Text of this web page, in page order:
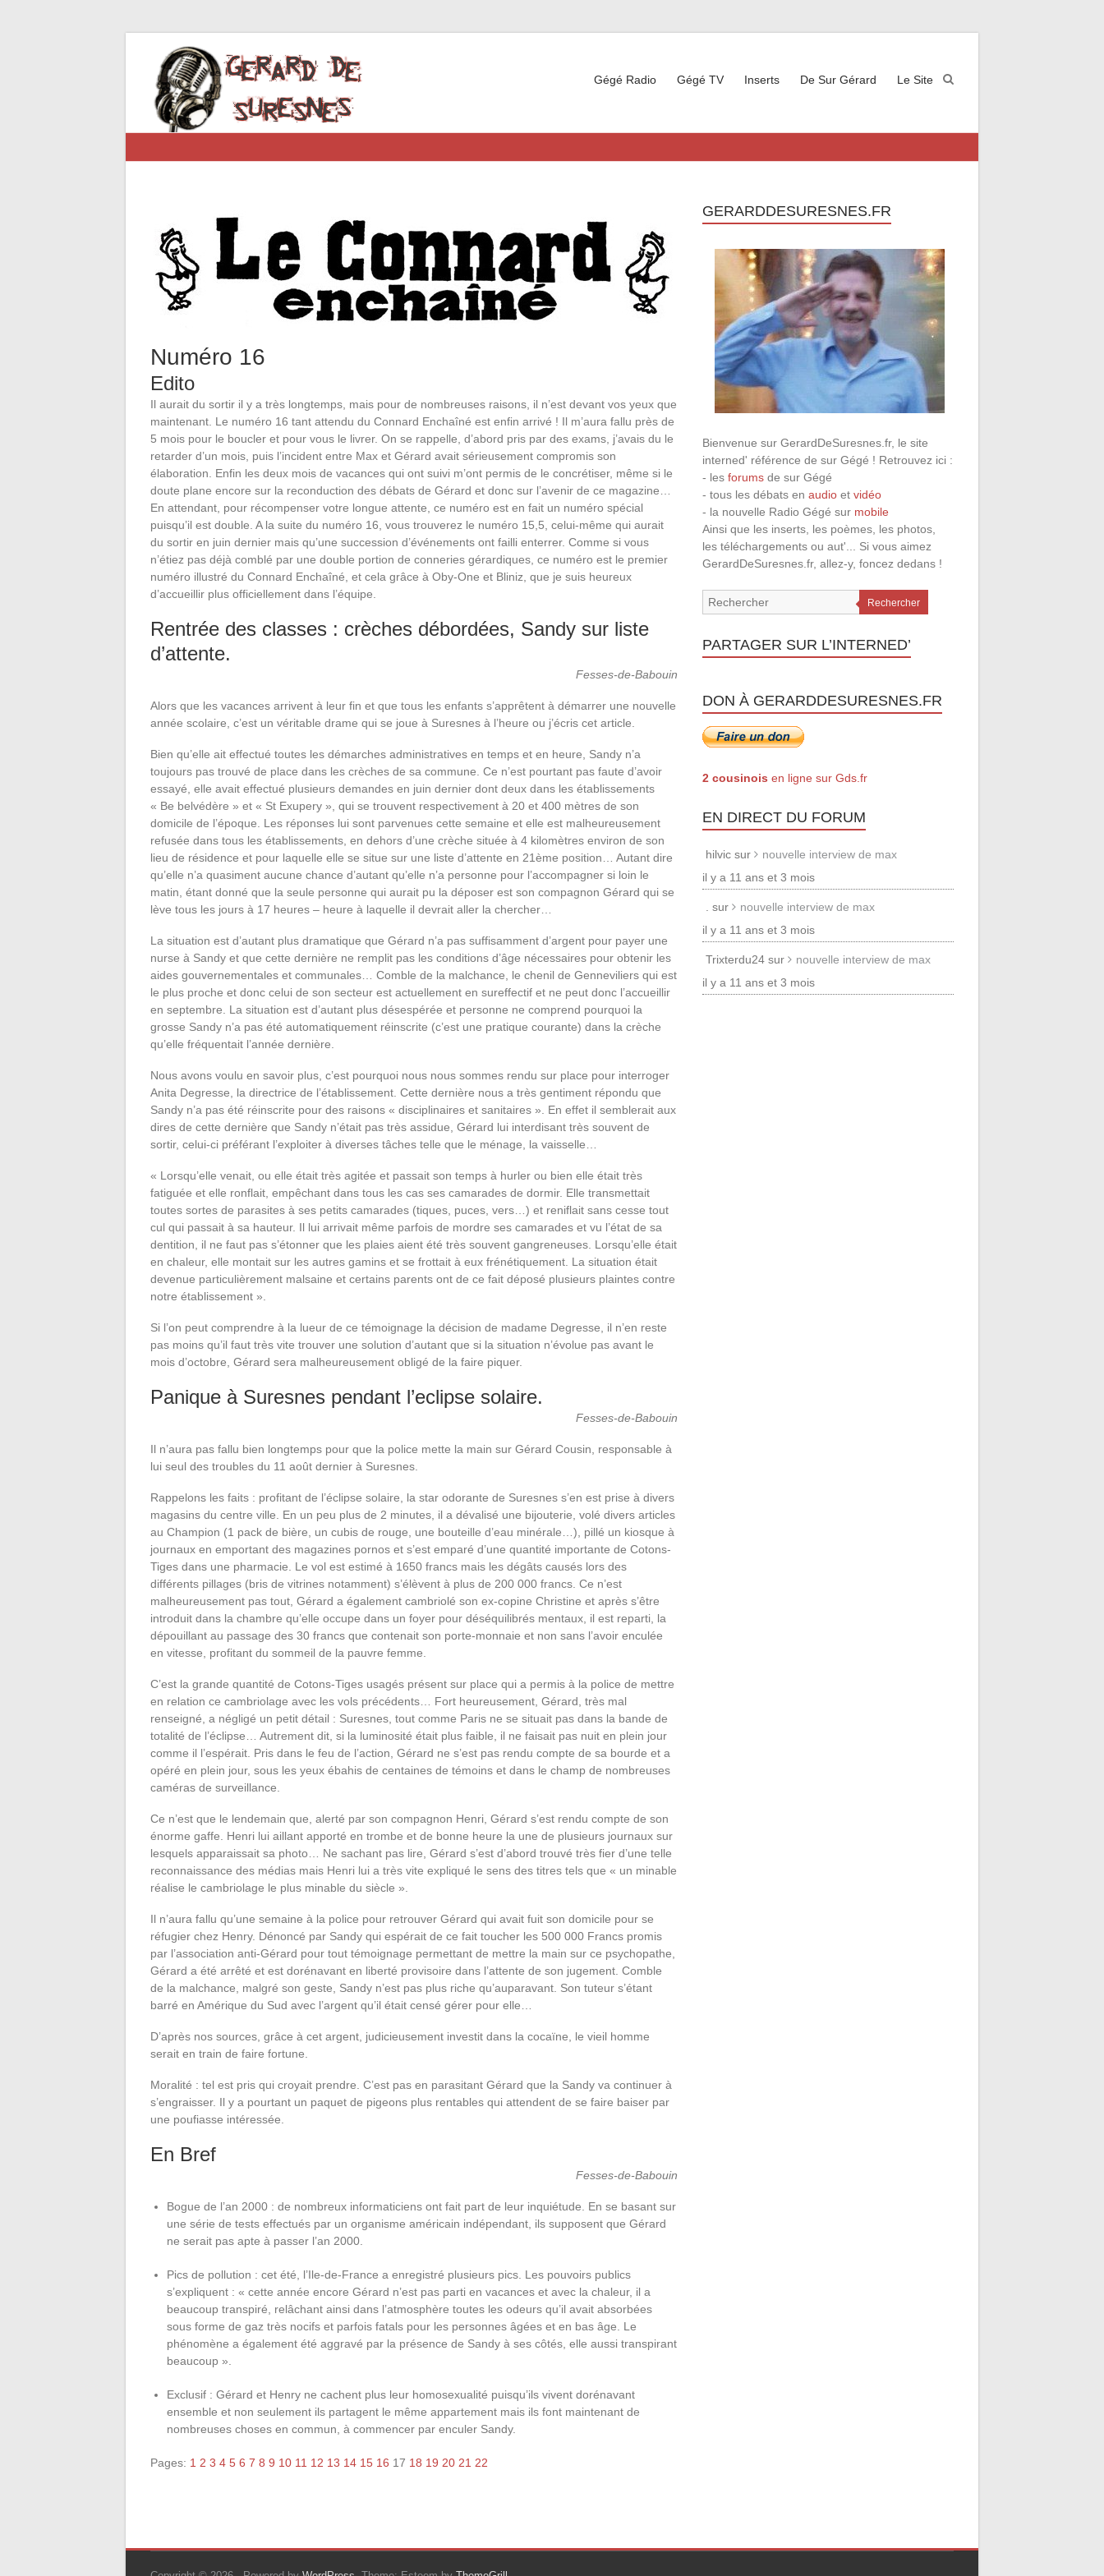
Gégé Radio Gégé TV Inserts De Sur Gérard Le Site
Numéro 16
Edito
Il aurait du sortir il y a très longtemps, mais pour de nombreuses raisons, il n’est devant vos yeux que
maintenant. Le numéro 16 tant attendu du Connard Enchaîné est enfin arrivé ! Il m’aura fallu près de
5 mois pour le boucler et pour vous le livrer. On se rappelle, d’abord pris par des exams, j’avais du le
retarder d’un mois, puis l’incident entre Max et Gérard avait sérieusement compromis son
élaboration. Enfin les deux mois de vacances qui ont suivi m’ont permis de le concrétiser, même si le
doute plane encore sur la reconduction des débats de Gérard et donc sur l’avenir de ce magazine…
En attendant, pour récompenser votre longue attente, ce numéro est en fait un numéro spécial
puisqu’il est double. A la suite du numéro 16, vous trouverez le numéro 15,5, celui-même qui aurait
du sortir en juin dernier mais qu’une succession d’événements ont failli enterrer. Comme si vous
n’étiez pas déjà comblé par une double portion de conneries gérardiques, ce numéro est le premier
numéro illustré du Connard Enchaîné, et cela grâce à Oby-One et Bliniz, que je suis heureux
d’accueillir plus officiellement dans l’équipe.
Rentrée des classes : crèches débordées, Sandy sur liste
d’attente.
Fesses-de-Babouin
Alors que les vacances arrivent à leur fin et que tous les enfants s’apprêtent à démarrer une nouvelle
année scolaire, c’est un véritable drame qui se joue à Suresnes à l’heure ou j’écris cet article.
Bien qu’elle ait effectué toutes les démarches administratives en temps et en heure, Sandy n’a
toujours pas trouvé de place dans les crèches de sa commune. Ce n’est pourtant pas faute d’avoir
essayé, elle avait effectué plusieurs demandes en juin dernier dont deux dans les établissements
« Be belvédère » et « St Exupery », qui se trouvent respectivement à 20 et 400 mètres de son
domicile de l’époque. Les réponses lui sont parvenues cette semaine et elle est malheureusement
refusée dans tous les établissements, en dehors d’une crèche située à 4 kilomètres environ de son
lieu de résidence et pour laquelle elle se situe sur une liste d’attente en 21ème position… Autant dire
qu’elle n’a quasiment aucune chance d’autant qu’elle n’a personne pour l’accompagner si loin le
matin, étant donné que la seule personne qui aurait pu la déposer est son compagnon Gérard qui se
lève tous les jours à 17 heures – heure à laquelle il devrait aller la chercher…
La situation est d’autant plus dramatique que Gérard n’a pas suffisamment d’argent pour payer une
nurse à Sandy et que cette dernière ne remplit pas les conditions d’âge nécessaires pour obtenir les
aides gouvernementales et communales… Comble de la malchance, le chenil de Genneviliers qui est
le plus proche et donc celui de son secteur est actuellement en sureffectif et ne peut donc l’accueillir
en septembre. La situation est d’autant plus désespérée et personne ne comprend pourquoi la
grosse Sandy n’a pas été automatiquement réinscrite (c’est une pratique courante) dans la crèche
qu’elle fréquentait l’année dernière.
Nous avons voulu en savoir plus, c’est pourquoi nous nous sommes rendu sur place pour interroger
Anita Degresse, la directrice de l’établissement. Cette dernière nous a très gentiment répondu que
Sandy n’a pas été réinscrite pour des raisons « disciplinaires et sanitaires ». En effet il semblerait aux
dires de cette dernière que Sandy n’était pas très assidue, Gérard lui interdisant très souvent de
sortir, celui-ci préférant l’exploiter à diverses tâches telle que le ménage, la vaisselle…
« Lorsqu’elle venait, ou elle était très agitée et passait son temps à hurler ou bien elle était très
fatiguée et elle ronflait, empêchant dans tous les cas ses camarades de dormir. Elle transmettait
toutes sortes de parasites à ses petits camarades (tiques, puces, vers…) et reniflait sans cesse tout
cul qui passait à sa hauteur. Il lui arrivait même parfois de mordre ses camarades et vu l’état de sa
dentition, il ne faut pas s’étonner que les plaies aient été très souvent gangreneuses. Lorsqu’elle était
en chaleur, elle montait sur les autres gamins et se frottait à eux frénétiquement. La situation était
devenue particulièrement malsaine et certains parents ont de ce fait déposé plusieurs plaintes contre
notre établissement ».
Si l’on peut comprendre à la lueur de ce témoignage la décision de madame Degresse, il n’en reste
pas moins qu’il faut très vite trouver une solution d’autant que si la situation n’évolue pas avant le
mois d’octobre, Gérard sera malheureusement obligé de la faire piquer.
Panique à Suresnes pendant l’eclipse solaire.
Fesses-de-Babouin
Il n’aura pas fallu bien longtemps pour que la police mette la main sur Gérard Cousin, responsable à
lui seul des troubles du 11 août dernier à Suresnes.
Rappelons les faits : profitant de l’éclipse solaire, la star odorante de Suresnes s’en est prise à divers
magasins du centre ville. En un peu plus de 2 minutes, il a dévalisé une bijouterie, volé divers articles
au Champion (1 pack de bière, un cubis de rouge, une bouteille d’eau minérale…), pillé un kiosque à
journaux en emportant des magazines pornos et s’est emparé d’une quantité importante de Cotons-
Tiges dans une pharmacie. Le vol est estimé à 1650 francs mais les dégâts causés lors des
différents pillages (bris de vitrines notamment) s’élèvent à plus de 200 000 francs. Ce n’est
malheureusement pas tout, Gérard a également cambriolé son ex-copine Christine et après s’être
introduit dans la chambre qu’elle occupe dans un foyer pour déséquilibrés mentaux, il est reparti, la
dépouillant au passage des 30 francs que contenait son porte-monnaie et non sans l’avoir enculée
en vitesse, profitant du sommeil de la pauvre femme.
C’est la grande quantité de Cotons-Tiges usagés présent sur place qui a permis à la police de mettre
en relation ce cambriolage avec les vols précédents… Fort heureusement, Gérard, très mal
renseigné, a négligé un petit détail : Suresnes, tout comme Paris ne se situait pas dans la bande de
totalité de l’éclipse… Autrement dit, si la luminosité était plus faible, il ne faisait pas nuit en plein jour
comme il l’espérait. Pris dans le feu de l’action, Gérard ne s’est pas rendu compte de sa bourde et a
opéré en plein jour, sous les yeux ébahis de centaines de témoins et dans le champ de nombreuses
caméras de surveillance.
Ce n’est que le lendemain que, alerté par son compagnon Henri, Gérard s’est rendu compte de son
énorme gaffe. Henri lui aillant apporté en trombe et de bonne heure la une de plusieurs journaux sur
lesquels apparaissait sa photo… Ne sachant pas lire, Gérard s’est d’abord trouvé très fier d’une telle
reconnaissance des médias mais Henri lui a très vite expliqué le sens des titres tels que « un minable
réalise le cambriolage le plus minable du siècle ».
Il n’aura fallu qu’une semaine à la police pour retrouver Gérard qui avait fuit son domicile pour se
réfugier chez Henry. Dénoncé par Sandy qui espérait de ce fait toucher les 500 000 Francs promis
par l’association anti-Gérard pour tout témoignage permettant de mettre la main sur ce psychopathe,
Gérard a été arrêté et est dorénavant en liberté provisoire dans l’attente de son jugement. Comble
de la malchance, malgré son geste, Sandy n’est pas plus riche qu’auparavant. Son tuteur s’étant
barré en Amérique du Sud avec l’argent qu’il était censé gérer pour elle…
D’après nos sources, grâce à cet argent, judicieusement investit dans la cocaïne, le vieil homme
serait en train de faire fortune.
Moralité : tel est pris qui croyait prendre. C’est pas en parasitant Gérard que la Sandy va continuer à
s’engraisser. Il y a pourtant un paquet de pigeons plus rentables qui attendent de se faire baiser par
une poufiasse intéressée.
En Bref
Fesses-de-Babouin
Bogue de l’an 2000 : de nombreux informaticiens ont fait part de leur inquiétude. En se basant sur
une série de tests effectués par un organisme américain indépendant, ils supposent que Gérard
ne serait pas apte à passer l’an 2000.
Pics de pollution : cet été, l’Ile-de-France a enregistré plusieurs pics. Les pouvoirs publics
s’expliquent : « cette année encore Gérard n’est pas parti en vacances et avec la chaleur, il a
beaucoup transpiré, relâchant ainsi dans l’atmosphère toutes les odeurs qu’il avait absorbées
sous forme de gaz très nocifs et parfois fatals pour les personnes âgées et en bas âge. Le
phénomène a également été aggravé par la présence de Sandy à ses côtés, elle aussi transpirant
beaucoup ».
Exclusif : Gérard et Henry ne cachent plus leur homosexualité puisqu’ils vivent dorénavant
ensemble et non seulement ils partagent le même appartement mais ils font maintenant de
nombreuses choses en commun, à commencer par enculer Sandy.
Pages: 1 2 3 4 5 6 7 8 9 10 11 12 13 14 15 16 17 18 19 20 21 22
GERARDDESURESNES.FR
Bienvenue sur GerardDeSuresnes.fr, le site
interned' référence de sur Gégé ! Retrouvez ici :
- lesforums de sur Gégé
- tous les débats enaudio etvidéo
- la nouvelle Radio Gégé sur mobile
Ainsi que les inserts, les poèmes, les photos,
les téléchargements ou aut'... Si vous aimez
GerardDeSuresnes.fr, allez-y, foncez dedans !
Rechercher
PARTAGER SUR L’INTERNED’
DON À GERARDDESURESNES.FR
2 cousinois en ligne sur Gds.fr
EN DIRECT DU FORUM
hilvic sur
nouvelle interview de max
il y a 11 ans et 3 mois
. sur
nouvelle interview de max
il y a 11 ans et 3 mois
Trixterdu24 sur
nouvelle interview de max
il y a 11 ans et 3 mois